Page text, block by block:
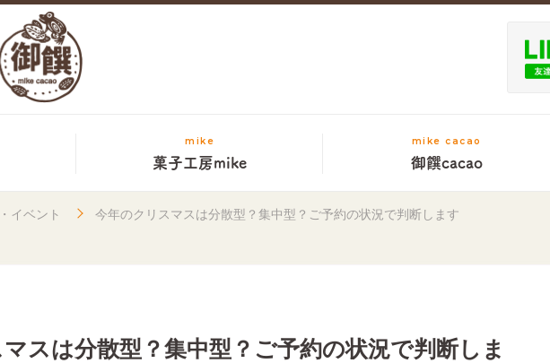
mike
菓子工房mike
mike cacao
御饌cacao
イベント 今年のクリスマスは分散型？集中型？ご予約の状況で判断します
スは分散型？集中型？ご予約の状況で判断しま